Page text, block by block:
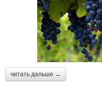
читать дальше →